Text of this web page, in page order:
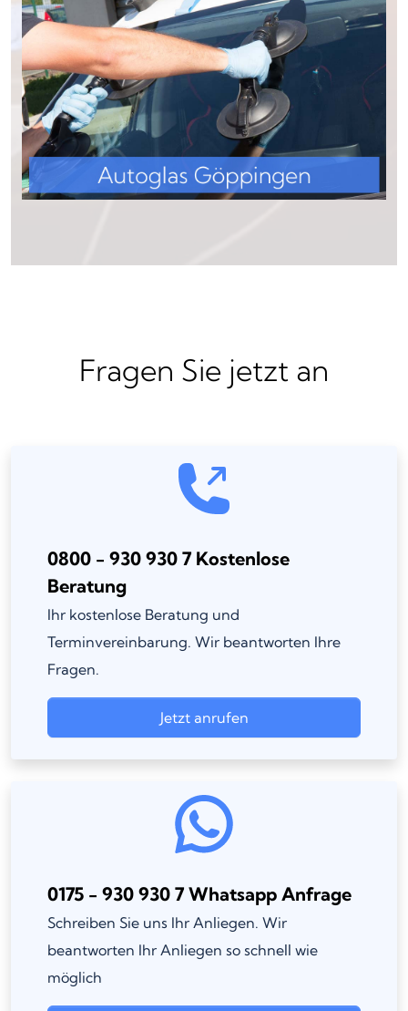
Fragen Sie jetzt an
0800 - 930 930 7 Kostenlose
Beratung
Ihr kostenlose Beratung und
Terminvereinbarung. Wir beantworten Ihre
Fragen.
Jetzt anrufen
0175 - 930 930 7 Whatsapp Anfrage
Schreiben Sie uns Ihr Anliegen. Wir
beantworten Ihr Anliegen so schnell wie
möglich